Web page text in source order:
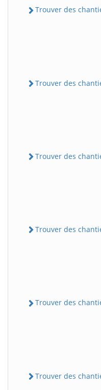
Trouver des
Trouver des
Trouver des
Trouver des
Trouver des
Trouver des